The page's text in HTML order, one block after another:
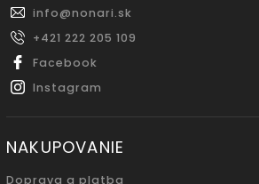
info@nonari.sk
+421 222 205 109
Facebook
Instagram
NAKUPOVANIE
Doprava a platba